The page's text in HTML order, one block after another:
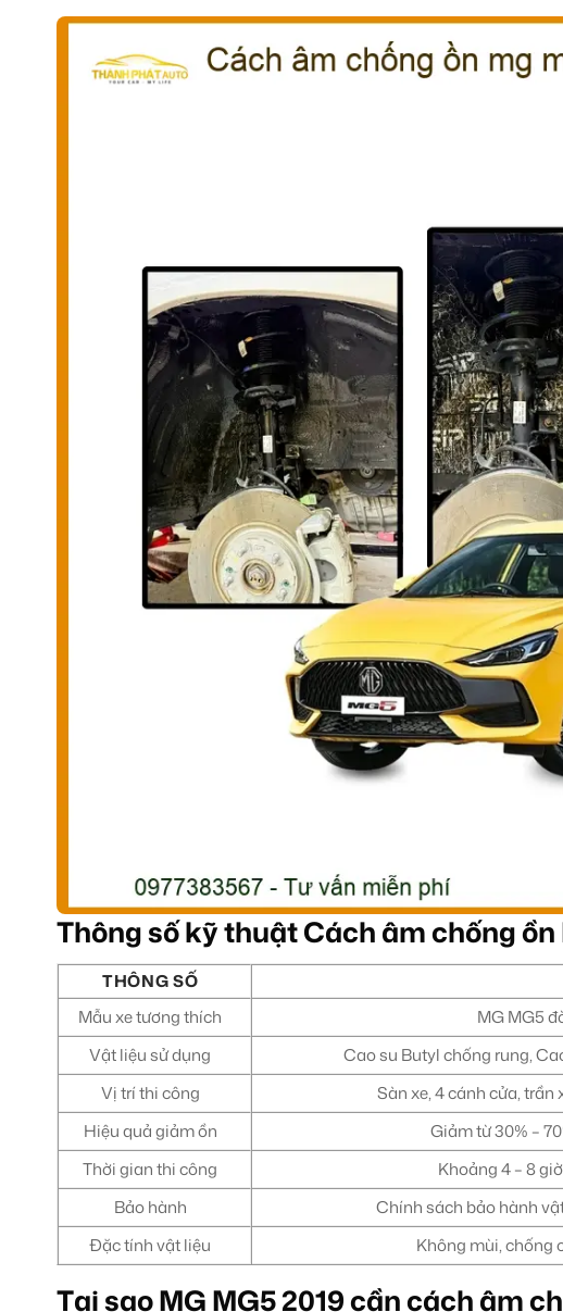
Thông số kỹ thuật Cách âm chống ồn
THÔNG SỐ
Mẫu xe tương thích
MG MG5
Vật liệu sử dụng
Cao su Butyl chống rung,
Vị trí thi công
Sàn xe, 4 cánh cửa, trần
Hiệu quả giảm ồn
Giảm từ 30% –
Thời gian thi công
Khoảng 4 – 8
Bảo hành
Chính sách bảo hành
Đặc tính vật liệu
Không mùi, chống
Tại sao MG MG5 2019 cần cách âm